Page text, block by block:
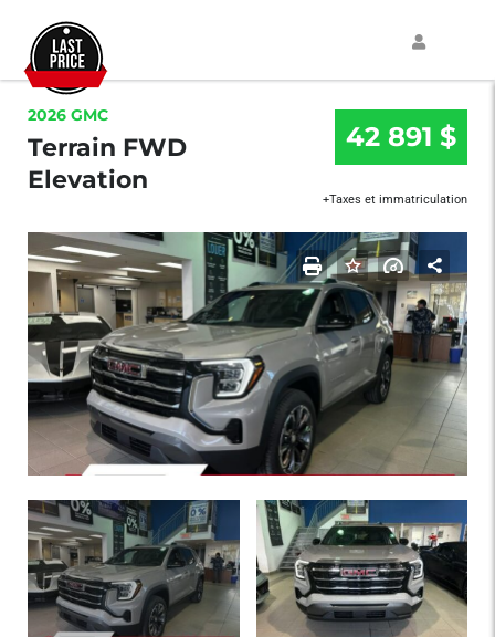
2026 GMC
Terrain FWD
Elevation
42 891 $
+Taxes et immatriculation